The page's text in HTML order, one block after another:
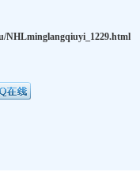
NHLminglangqiuyi_1229.html